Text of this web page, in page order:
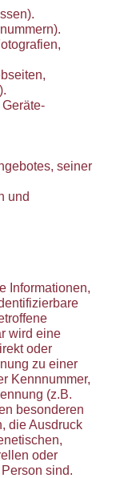
seiner
und
Informationen,
wird eine
oder
zu einer
Kennnummer,
(z.B.
besonderen
die Ausdruck
oder
sind.